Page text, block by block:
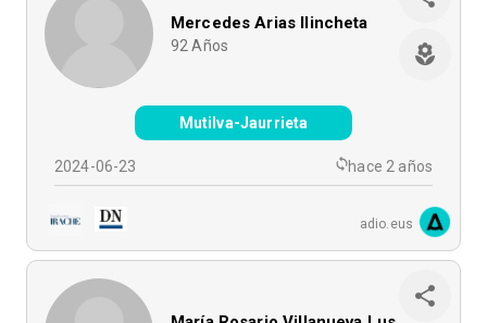
Mercedes Arias Ilincheta
92 Años
Mutilva-Jaurrieta
2024-06-23 hace 2 años
adio.eus